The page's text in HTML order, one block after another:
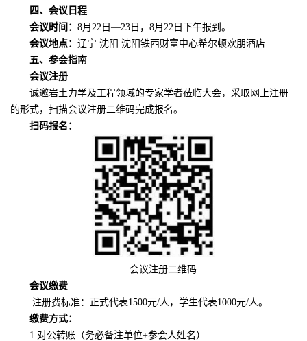
四、会议日程
会议时间： 8月22日—23日，8月22日下午报到。
会议地点： 辽宁 沈阳 沈阳铁西财富中心希尔顿欢朋酒店
五、参会指南
会议注册
诚邀岩土力学及工程领域的专家学者莅临大会，采取网上注册
的形式，扫描会议注册二维码完成报名。
扫码报名：
会议注册二维码
会议缴费
注册费标准：正式代表1500元/人，学生代表1000元/人。
缴费方式：
1.对公转账（务必备注单位+参会人姓名）